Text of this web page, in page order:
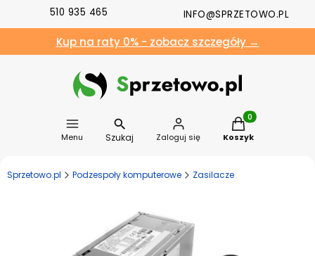
510 935 465 INFO@SPRZETOWO.PL
Kup na raty 0% - zobacz szczegóły →
Menu Szukaj Zaloguj się
Produkty w
Koszyk
Sprzetowo.pl Podzespoły komputerowe Zasilacze